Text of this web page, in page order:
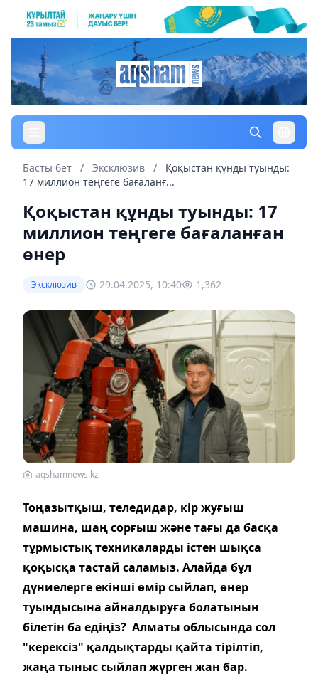
Басты бет / Эксклюзив /
Қоқыстан құнды туынды:
17 миллион теңгеге бағаланғ...
Қоқыстан құнды туынды: 17
миллион теңгеге бағаланған
өнер
Эксклюзив 29.04.2025, 10:40 1,362
aqshamnews.kz
Тоңазытқыш, теледидар, кір жуғыш
машина, шаң сорғыш және тағы да басқа
тұрмыстық техникаларды істен шықса
қоқысқа тастай саламыз. Алайда бұл
дүниелерге екінші өмір сыйлап, өнер
туындысына айналдыруға болатынын
білетін ба едіңіз? Алматы облысында сол
"керексіз" қалдықтарды қайта тірілтіп,
жаңа тыныс сыйлап жүрген жан бар.